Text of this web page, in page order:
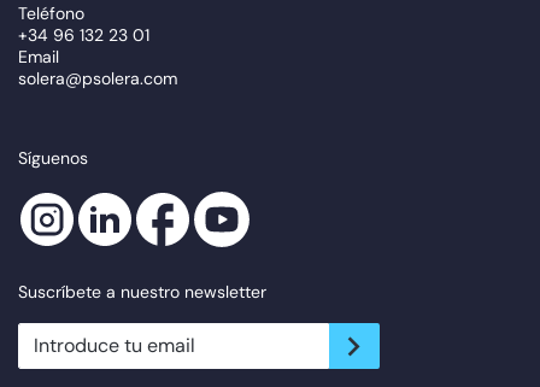
Teléfono
+34 96 132 23 01
Email
solera@psolera.com
Síguenos
Suscríbete a nuestro newsletter
newsletter.suscribe